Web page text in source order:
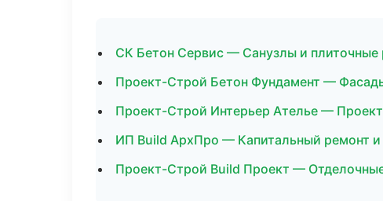
СК Бетон Сервис — Санузлы и плиточные
Проект-Строй Бетон Фундамент —
Проект-Строй Интерьер Ателье —
ИП Build АрхПро — Капитальный ремонт и
Проект-Строй Build Проект —